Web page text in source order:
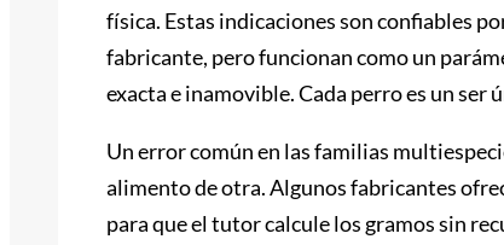
física. Estas indicaciones son confiables
fabricante, pero funcionan como un
exacta e inamovible. Cada perro es un ser
Un error común en las familias
alimento de otra. Algunos fabricantes
para que el tutor calcule los gramos sin